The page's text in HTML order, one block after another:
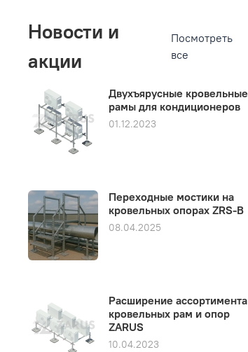
Новости и
акции
Посмотреть
все
Двухъярусные кровельные
рамы для кондиционеров
01.12.2023
Переходные мостики на
кровельных опорах ZRS-B
08.04.2025
Расширение ассортимента
кровельных рам и опор
ZARUS
10.04.2023